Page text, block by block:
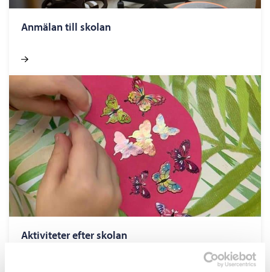
Anmälan till skolan
Aktiviteter efter skolan